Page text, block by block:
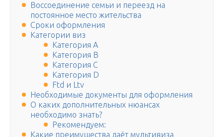
Воссоединение семьи и переезд на
постоянное место жительства
Сроки оформления
Категории виз
Категория A
Категория B
Категория C
Категория D
Ftd и Ltv
Необходимые документы для оформления
О каких дополнительных нюансах
необходимо знать?
Рекомендуем:
Какие преимущества даёт мультивиза